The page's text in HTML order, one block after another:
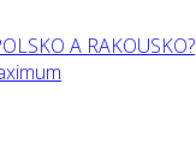
A RAKOUSKO?